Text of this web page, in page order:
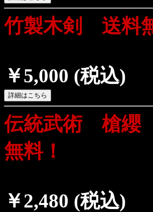
竹製木剣 送料
￥5,000 (税込)
伝統武術 槍
無料！
￥2,480 (税込)